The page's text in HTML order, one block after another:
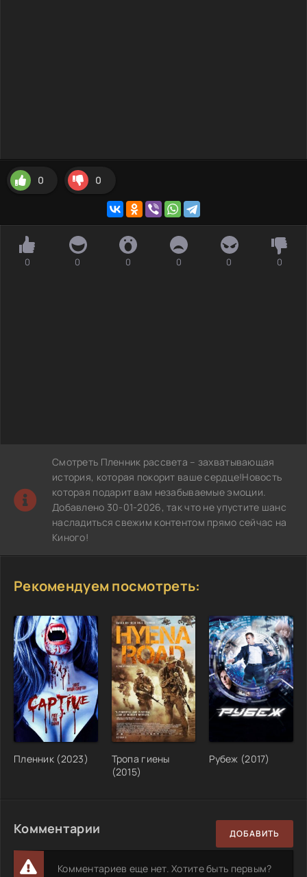
0 0
0 0 0 0 0 0
Смотреть Пленник рассвета – захватывающая
история, которая покорит ваше сердце!Новость
которая подарит вам незабываемые эмоции.
Добавлено 30-01-2026, так что не упустите шанс
насладиться свежим контентом прямо сейчас на
Киного!
Рекомендуем посмотреть:
Пленник (2023)
Тропа гиены
(2015)
Рубеж (2017)
Комментарии ДОБАВИТЬ
Комментариев еще нет. Хотите быть первым?